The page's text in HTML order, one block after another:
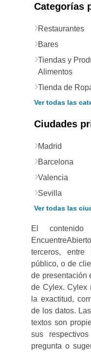
Categorías
Restaurantes
Bares
Tiendas y
Alimentos
Tienda de
Ver todas las
Ciudades
Madrid
Barcelona
Valencia
Sevilla
Ver todas las
El
terceros,
público, o de
de presentación
de Cylex. Cylex
la exactitud,
de los datos.
textos son
sus
pregunta o